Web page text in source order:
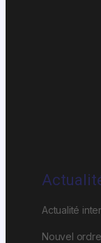
Actualité
Nouvel